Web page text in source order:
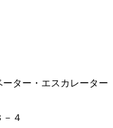
ーター・エスカレーター
４